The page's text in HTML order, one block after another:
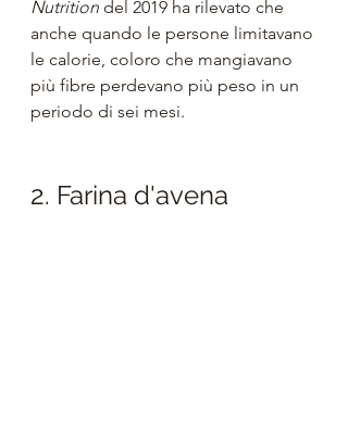
Nutrition del 2019 ha rilevato che
anche quando le persone limitavano
le calorie, coloro che mangiavano
più fibre perdevano più peso in un
periodo di sei mesi.
2. Farina d'avena